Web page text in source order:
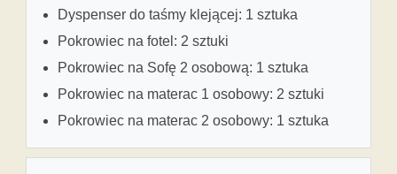
Dyspenser do taśmy klejącej: 1 sztuka
Pokrowiec na fotel: 2 sztuki
Pokrowiec na Sofę 2 osobową: 1 sztuka
Pokrowiec na materac 1 osobowy: 2 sztuki
Pokrowiec na materac 2 osobowy: 1 sztuka